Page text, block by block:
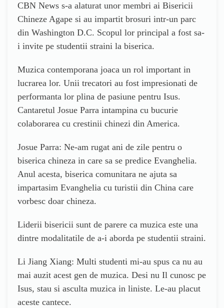
CBN News s-a alaturat unor membri ai Bisericii
Chineze Agape si au impartit brosuri intr-un parc
din Washington D.C. Scopul lor principal a fost sa-
i invite pe studentii straini la biserica.
Muzica contemporana joaca un rol important in
lucrarea lor. Unii trecatori au fost impresionati de
performanta lor plina de pasiune pentru Isus.
Cantaretul Josue Parra intampina cu bucurie
colaborarea cu crestinii chinezi din America.
Josue Parra: Ne-am rugat ani de zile pentru o
biserica chineza in care sa se predice Evanghelia.
Anul acesta, biserica comunitara ne ajuta sa
impartasim Evanghelia cu turistii din China care
vorbesc doar chineza.
Liderii bisericii sunt de parere ca muzica este una
dintre modalitatile de a-i aborda pe studentii straini.
Li Jiang Xiang: Multi studenti mi-au spus ca nu au
mai auzit acest gen de muzica. Desi nu Il cunosc pe
Isus, stau si asculta muzica in liniste. Le-au placut
aceste cantece.